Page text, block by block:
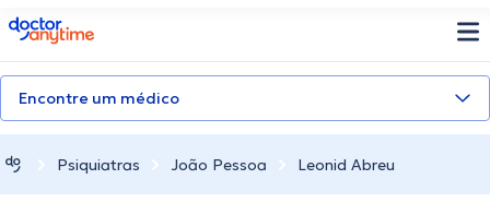
doctoranytime
Encontre um médico
Psiquiatras João Pessoa Leonid Abreu